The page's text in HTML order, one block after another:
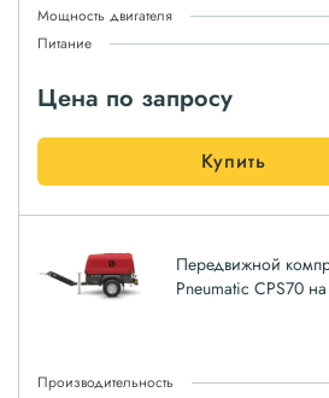
Мощность двигателя
Питание
Цена по запросу
Купить
Передвижной
Pneumatic CPS70
Производительность